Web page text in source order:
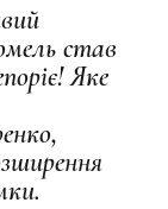
став
Яке